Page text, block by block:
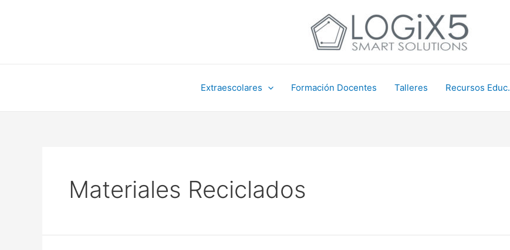
Extraescolares Formación Docentes Talleres Recursos Educ.
Materiales Reciclados